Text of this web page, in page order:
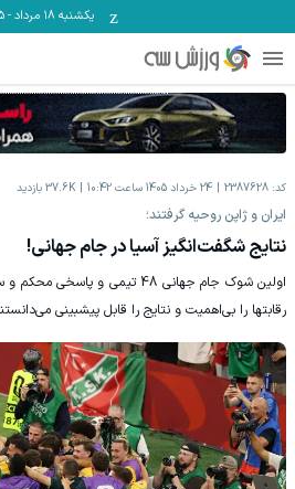
یکشنبه ۱۸ مرداد -
کد: 2387628 24 خرداد 1405 ساعت 10:42 37.6K بازدید
ایران و ژاپن روحیه گرفتند؛
نتایج شگفت‌انگیز آسیا در جام جهانی!
اولین شوک جام جهانی 48 تیمی و
رقابتها را بی‌اهمیت و نتایج را قابل پیشبینی